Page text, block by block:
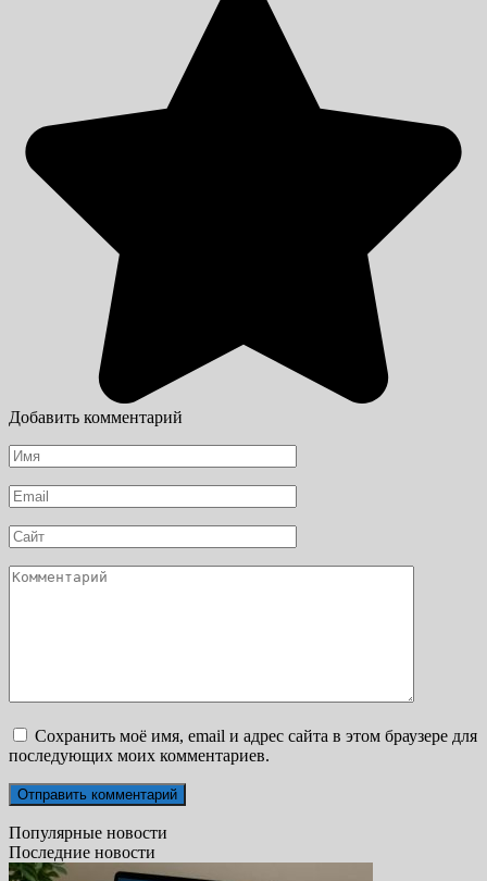
Добавить комментарий
Имя
*
Email
*
Сайт
Комментарий
Сохранить моё имя, email и адрес сайта в этом браузере для
последующих моих комментариев.
Популярные новости
Последние новости